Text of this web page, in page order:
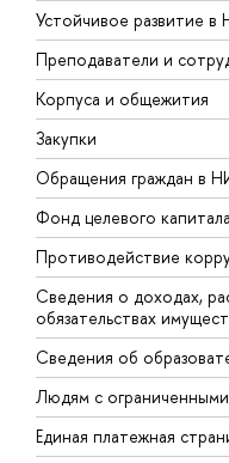
Устойчивое развитие
Преподаватели и
Корпуса и общежития
Закупки
Обращения граждан в
Фонд целевого капитала
Противодействие
Сведения о доходах,
обязательствах
Сведения об
Людям с
Единая платежная